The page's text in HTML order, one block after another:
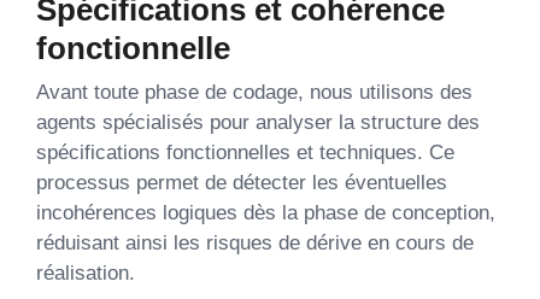
Spécifications et cohérence
fonctionnelle
Avant toute phase de codage, nous utilisons des
agents spécialisés pour analyser la structure des
spécifications fonctionnelles et techniques. Ce
processus permet de détecter les éventuelles
incohérences logiques dès la phase de conception,
réduisant ainsi les risques de dérive en cours de
réalisation.